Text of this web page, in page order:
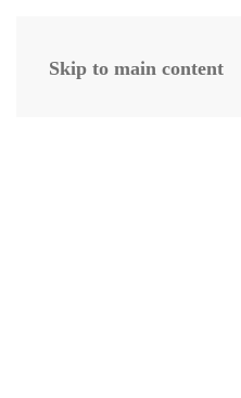
Skip to main content
Eknes